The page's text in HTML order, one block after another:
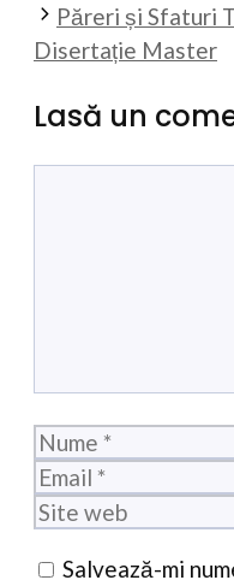
Păreri și Sfaturi
Disertație Master
Lasă un
Nume
Salvează-mi